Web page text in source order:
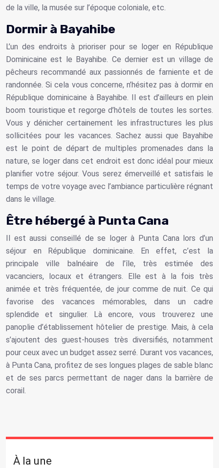
de la ville, la musée sur l’époque coloniale, etc.
Dormir à Bayahibe
L’un des endroits à prioriser pour se loger en République
Dominicaine est le Bayahibe. Ce dernier est un village de
pêcheurs recommandé aux passionnés de farniente et de
randonnée. Si cela vous concerne, n’hésitez pas à dormir en
République dominicaine à Bayahibe. Il est d’ailleurs en plein
boom touristique et regorge d’hôtels de toutes les sortes.
Vous y dénicher certainement les infrastructures les plus
sollicitées pour les vacances. Sachez aussi que Bayahibe
est le point de départ de multiples promenades dans la
nature, se loger dans cet endroit est donc idéal pour mieux
planifier votre séjour. Vous serez émerveillé et satisfais le
temps de votre voyage avec l’ambiance particulière régnant
dans le village.
Être hébergé à Punta Cana
Il est aussi conseillé de se loger à Punta Canalors d’un
séjour en République dominicaine. En effet, c’est la
principale ville balnéaire de l’île, très estimée des
vacanciers, locaux et étrangers. Elle est à la fois très
animée et très fréquentée, de jour comme de nuit. Ce qui
favorise des vacances mémorables, dans un cadre
splendide et singulier. Là encore, vous trouverez une
panoplie d’établissement hôtelier de prestige. Mais, à cela
s’ajoutent des guest-houses très diversifiés, notamment
pour ceux avec un budget assez serré. Durant vos vacances,
à Punta Cana, profitez de ses longues plages de sable blanc
et de ses parcs permettant de nager dans la barrière de
corail.
À la une